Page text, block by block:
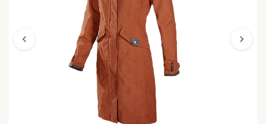
chevron_left chevron_right